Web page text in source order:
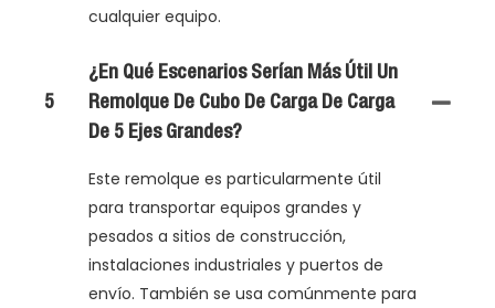
cualquier equipo.
5
¿En Qué Escenarios Serían Más Útil Un
Remolque De Cubo De Carga De Carga
De 5 Ejes Grandes?
Este remolque es particularmente útil
para transportar equipos grandes y
pesados ​​a sitios de construcción,
instalaciones industriales y puertos de
envío. También se usa comúnmente para